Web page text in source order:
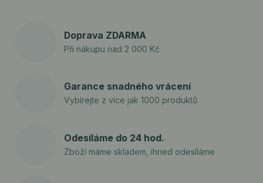
Doprava ZDARMA
Při nákupu nad 2 000 Kč
Garance snadného vrácení
Vybírejte z více jak 1000 produktů
Odesíláme do 24 hod.
Zboží máme skladem, ihned odesíláme